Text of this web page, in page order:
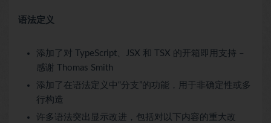
语法定义
添加了对 TypeScript、JSX 和 TSX 的开箱即用支持 –
感谢 Thomas Smith
添加了在语法定义中“分支”的功能，用于非确定性或多
行构造
许多语法突出显示改进，包括对以下内容的重大改